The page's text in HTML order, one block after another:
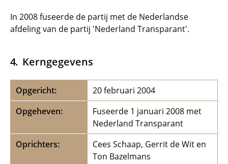
In 2008 fuseerde de partij met de Nederlandse
afdeling van de partij 'Nederland Transparant'.
Kerngegevens
Opgericht:
20 februari 2004
Opgeheven:
Fuseerde 1 januari 2008 met
Nederland Transparant
Oprichters:
Cees Schaap, Gerrit de Wit en
Ton Bazelmans